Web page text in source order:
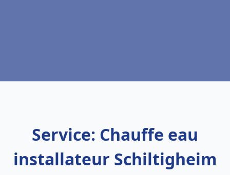
Service: Chauffe eau
installateur Schiltigheim